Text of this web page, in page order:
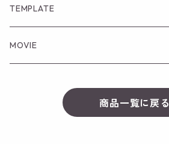
プロフィールブック
ICON
TEMPLATE
Spreadsheet Template
Notion Template
MOVIE
商品一覧に戻る